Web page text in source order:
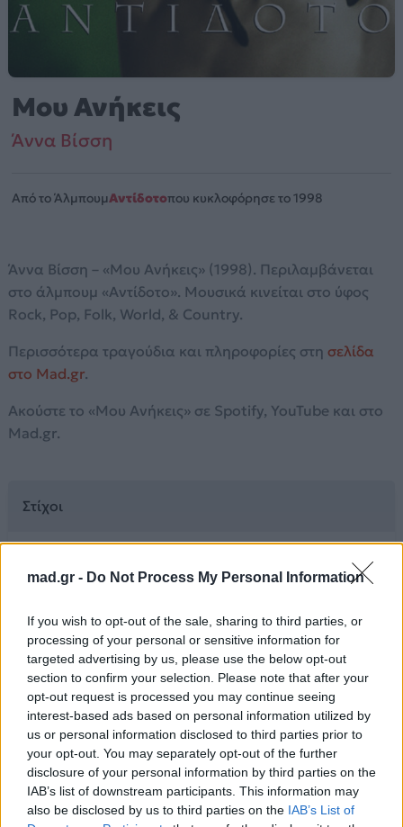
mad.gr - Do Not Process My Personal Information
If you wish to opt-out of the sale, sharing to third parties, or
processing of your personal or sensitive information for
targeted advertising by us, please use the below opt-out
section to confirm your selection. Please note that after your
opt-out request is processed you may continue seeing
interest-based ads based on personal information utilized by
us or personal information disclosed to third parties prior to
your opt-out. You may separately opt-out of the further
disclosure of your personal information by third parties on the
IAB’s list of downstream participants. This information may
also be disclosed by us to third parties on the IAB’s List of
Μου Ανήκεις
Άννα Βίσση
Από το ΆλμπουμΑντίδοτοπου κυκλοφόρησε το 1998
Άννα Βίσση – «Μου Ανήκεις» (1998). Περιλαμβάνεται
στο άλμπουμ «Αντίδοτο». Μουσικά κινείται στο ύφος
Rock, Pop, Folk, World, & Country.
Περισσότερα τραγούδια και πληροφορίες στη σελίδα
στο Mad.gr.
Ακούστε το «Μου Ανήκεις» σε Spotify, YouTube και στο
Mad.gr.
Στίχοι
πως μ' έχεις ξεπεράσει
πως δε μ' αγαπάς
Μου ανήκεις
και μην κάνεις ότι δεν το ξέρεις
Μου ανήκεις
παραδέξου το πως υποφέρεις
Μου ανήκεις
στον τρόπο φαίνεται που με κοιτάζεις
Μου ανήκεις
σου μιλάω και χρώμα αλλάζεις